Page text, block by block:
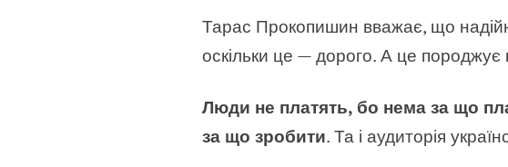
Тарас Прокопишин вважає, що
оскільки це — дорого. А це породжує
Люди не платять, бо нема за що
за що зробити. Та і аудиторія